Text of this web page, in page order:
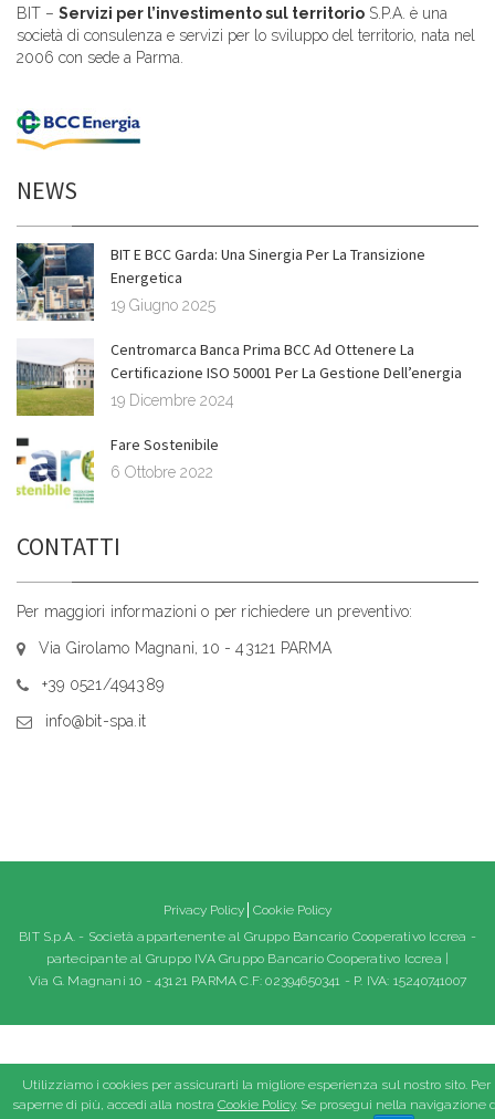
BIT – Servizi per l’investimento sul territorio S.P.A. è una
società di consulenza e servizi per lo sviluppo del territorio, nata nel
2006 con sede a Parma.
NEWS
BIT E BCC Garda: Una Sinergia Per La Transizione
Energetica
19 Giugno 2025
Centromarca Banca Prima BCC Ad Ottenere La
Certificazione ISO 50001 Per La Gestione Dell’energia
19 Dicembre 2024
Fare Sostenibile
6 Ottobre 2022
CONTATTI
Per maggiori informazioni o per richiedere un preventivo:
Via Girolamo Magnani, 10 - 43121 PARMA
+39 0521/494389
info@bit-spa.it
Privacy Policy Cookie Policy
BIT S.p.A. - Società appartenente al Gruppo Bancario Cooperativo Iccrea -
partecipante al Gruppo IVA Gruppo Bancario Cooperativo Iccrea |
Via G. Magnani 10 - 43121 PARMA C.F: 02394650341 - P. IVA: 15240741007
Utilizziamo i cookies per assicurarti la migliore esperienza sul nostro sito. Per
saperne di più, accedi alla nostra Cookie Policy. Se prosegui nella navigazione